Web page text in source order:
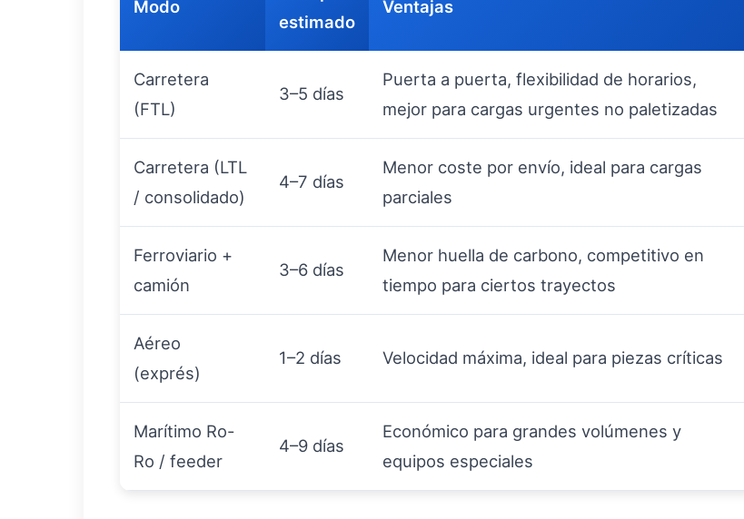
Modo
estimado
Ventajas
Carretera
(FTL)
3–5 días
Puerta a puerta, flexibilidad de horarios,
mejor para cargas urgentes no paletizadas
Carretera (LTL
/ consolidado)
4–7 días
Menor coste por envío, ideal para cargas
parciales
Ferroviario +
camión
3–6 días
Menor huella de carbono, competitivo en
tiempo para ciertos trayectos
Aéreo
(exprés)
1–2 días Velocidad máxima, ideal para piezas críticas
Marítimo Ro-
Ro / feeder
4–9 días
Económico para grandes volúmenes y
equipos especiales